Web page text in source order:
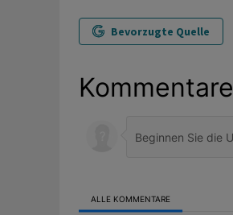
Bevorzugte Quelle
Kommentare
ALLE KOMMENTARE